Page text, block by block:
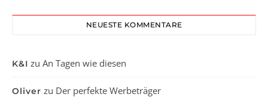
NEUESTE KOMMENTARE
K&I zu An Tagen wie diesen
Oliver zu Der perfekte Werbeträger